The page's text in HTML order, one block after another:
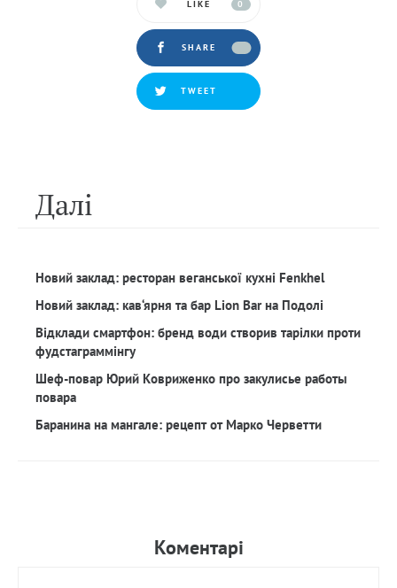
LIKE 0
SHARE
TWEET
Далi
Новий заклад: ресторан веганської кухні Fenkhel
Новий заклад: кав‘ярня та бар Lion Bar на Подолі
Відклади смартфон: бренд води створив тарілки проти
фудстаграммінгу
Шеф-повар Юрий Ковриженко про закулисье работы
повара
Баранина на мангале: рецепт от Марко Черветти
Коментарi